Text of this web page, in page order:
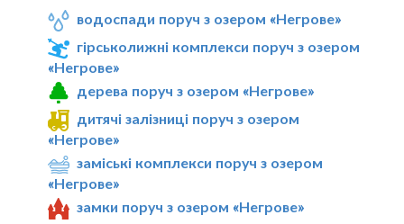
водоспади поруч з озером «Негрове»
гірськолижні комплекси поруч з озером
«Негрове»
дерева поруч з озером «Негрове»
дитячі залізниці поруч з озером
«Негрове»
заміські комплекси поруч з озером
«Негрове»
замки поруч з озером «Негрове»